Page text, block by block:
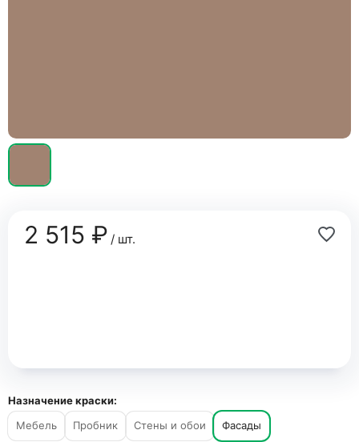
2 515 ₽/ шт.
Назначение краски:
Мебель
Пробник Стены и обои Фасады